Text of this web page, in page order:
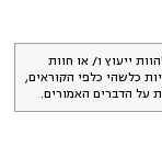
ייעוץ ו/ או חוות
כלשהי כלפי הקוראים,
על הדברים האמורים.